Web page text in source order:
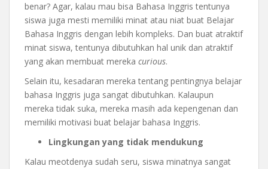
benar? Agar, kalau mau bisa Bahasa Inggris tentunya
siswa juga mesti memiliki minat atau niat buat Belajar
Bahasa Inggris dengan lebih kompleks. Dan buat atraktif
minat siswa, tentunya dibutuhkan hal unik dan atraktif
yang akan membuat mereka curious.
Selain itu, kesadaran mereka tentang pentingnya belajar
bahasa Inggris juga sangat dibutuhkan. Kalaupun
mereka tidak suka, mereka masih ada kepengenan dan
memiliki motivasi buat belajar bahasa Inggris.
Lingkungan yang tidak mendukung
Kalau meotdenya sudah seru, siswa minatnya sangat